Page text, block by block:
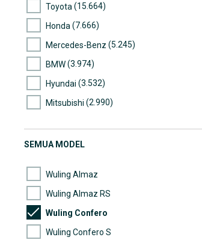
Toyota (15.664)
Honda (7.666)
Mercedes-Benz (5.245)
BMW(3.974)
Hyundai (3.532)
Mitsubishi (2.990)
Suzuki(2.311)
SEMUA MODEL
Wuling Almaz
Wuling Almaz RS
Wuling Confero
Wuling Confero S